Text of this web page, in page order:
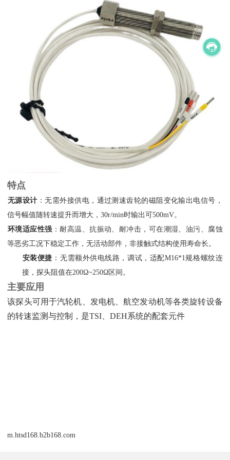
特点
无源设计‌：无需外接供电，通过测速齿轮的磁阻变化输出电信号，
信号幅值随转速提升而增大，30r/min时输出可500mV。
环境适应性强 ‌：耐高温、抗振动、耐冲击，可在潮湿、油污、腐蚀
等恶劣工况下稳定工作，无活动部件，非接触式结构使用寿命长。
安装便捷 ‌：无需额外供电线路，调试，适配M16*1规格螺纹连
接，探头阻值在200Ω~250Ω区间。
主要应用
该探头可用于汽轮机、发电机、航空发动机等各类旋转设备
的转速监测与控制，是TSI、DEH系统的配套元件
m.htsd168.b2b168.com